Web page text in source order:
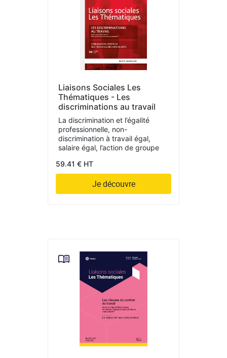
Liaisons Sociales Les
Thématiques - Les
discriminations au travail
La discrimination et l’égalité
professionnelle, non-
discrimination à travail égal,
salaire égal, l’action de groupe
59.41 € HT
Je découvre